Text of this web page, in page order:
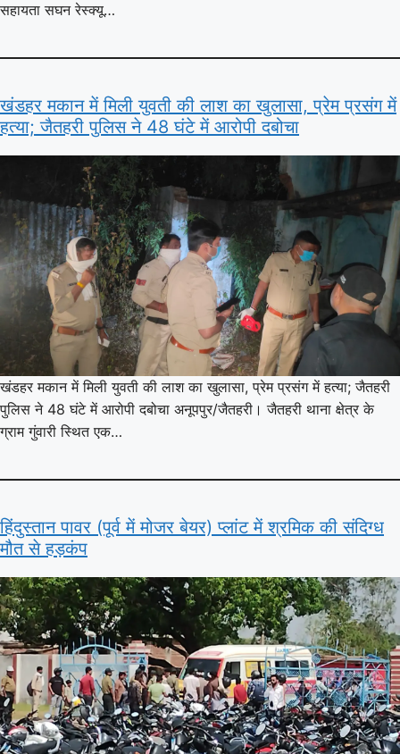
सहायता सघन रेस्क्यू…
खंडहर मकान में मिली युवती की लाश का खुलासा, प्रेम प्रसंग में
हत्या; जैतहरी पुलिस ने 48 घंटे में आरोपी दबोचा
खंडहर मकान में मिली युवती की लाश का खुलासा, प्रेम प्रसंग में हत्या; जैतहरी
पुलिस ने 48 घंटे में आरोपी दबोचा अनूपपुर/जैतहरी। जैतहरी थाना क्षेत्र के
ग्राम गुंवारी स्थित एक…
हिंदुस्तान पावर (पूर्व में मोजर बेयर) प्लांट में श्रमिक की संदिग्ध
मौत से हड़कंप